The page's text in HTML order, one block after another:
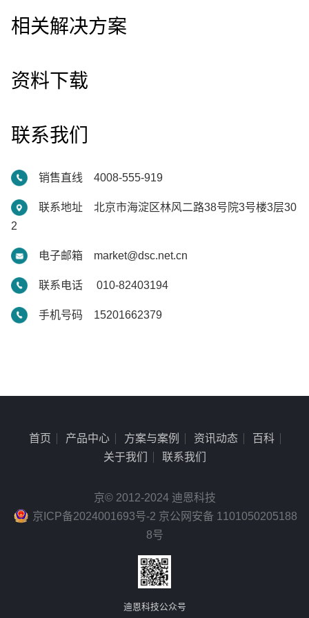
相关解决方案
资料下载
联系我们
销售直线 4008-555-919
联系地址 北京市海淀区林风二路38号院3号楼3层30
2
电子邮箱 market@dsc.net.cn
联系电话 010-82403194
手机号码 15201662379
首页 产品中心 方案与案例 资讯动态
百科
关于我们
联系我们
京© 2012-2024 迪恩科技
京ICP备2024001693号-2 京公网安备 1101050205188
8号
迪恩科技公众号